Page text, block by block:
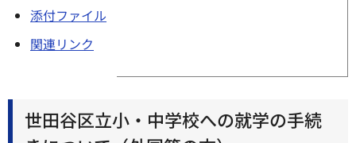
添付ファイル
関連リンク
世田谷区立小・中学校への就学の手続